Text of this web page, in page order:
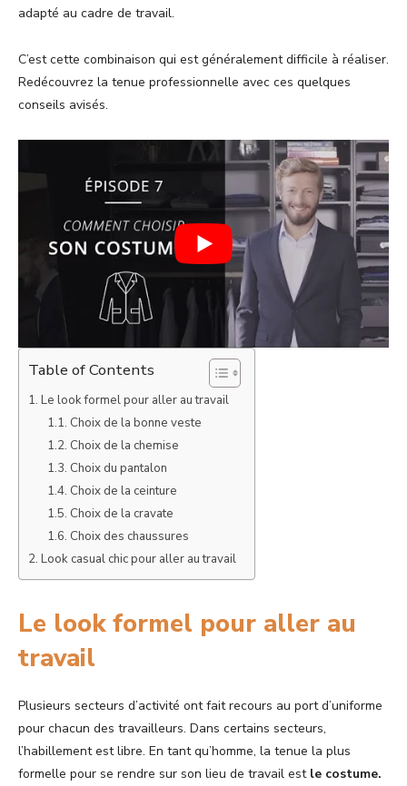
adapté au cadre de travail.
C’est cette combinaison qui est généralement difficile à réaliser.
Redécouvrez la tenue professionnelle avec ces quelques
conseils avisés.
Table of Contents
Le look formel pour aller au travail
Choix de la bonne veste
Choix de la chemise
Choix du pantalon
Choix de la ceinture
Choix de la cravate
Choix des chaussures
Look casual chic pour aller au travail
Le look formel pour aller au
travail
Plusieurs secteurs d’activité ont fait recours au port d’uniforme
pour chacun des travailleurs. Dans certains secteurs,
l’habillement est libre. En tant qu’homme, la tenue la plus
formelle pour se rendre sur son lieu de travail est le costume.